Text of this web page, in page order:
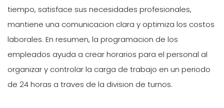
tiempo, satisface sus necesidades profesionales,
mantiene una comunicacion clara y optimiza los costos
laborales. En resumen, la programacion de los
empleados ayuda a crear horarios para el personal al
organizar y controlar la carga de trabajo en un periodo
de 24 horas a traves de la division de turnos.